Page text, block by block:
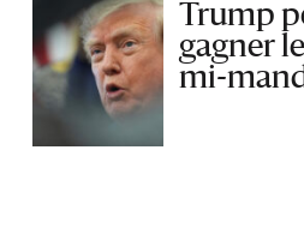
Trump
gagner
mi-